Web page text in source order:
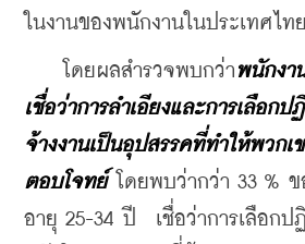
ในงานของพนักงานในประเทศไทย
โดยผลสำรวจพบกว่า พนักงา
เชื่อว่าการลำเอียงและการเลือก
จ้างงานเป็นอุปสรรคที่ทำให้พวกเ
ตอบโจทย์ โดยพบว่ากว่า 33 % ข
อายุ 25-34 ปี  เชื่อว่าการเลือกป